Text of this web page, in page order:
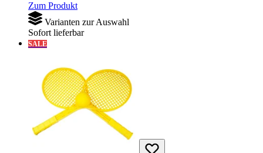
Zum Produkt
Varianten zur Auswahl
Sofort lieferbar
SALE